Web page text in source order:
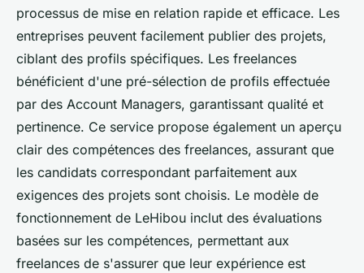
processus de mise en relation rapide et efficace. Les
entreprises peuvent facilement publier des projets,
ciblant des profils spécifiques. Les freelances
bénéficient d'une pré-sélection de profils effectuée
par des Account Managers, garantissant qualité et
pertinence. Ce service propose également un aperçu
clair des compétences des freelances, assurant que
les candidats correspondant parfaitement aux
exigences des projets sont choisis. Le modèle de
fonctionnement de LeHibou inclut des évaluations
basées sur les compétences, permettant aux
freelances de s'assurer que leur expérience est